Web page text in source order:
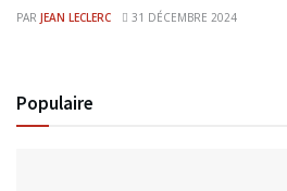
PAR JEAN LECLERC 31 DÉCEMBRE 2024
Populaire